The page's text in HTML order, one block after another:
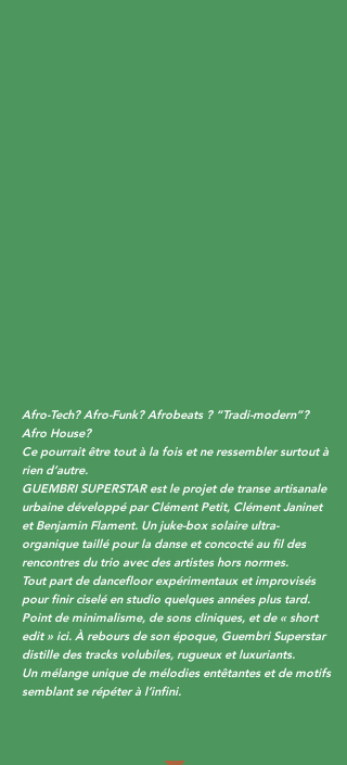
Afro-Tech? Afro-Funk? Afrobeats ? “Tradi-modern”?
Afro House?
Ce pourrait être tout à la fois et ne ressembler surtout à
rien d’autre.
GUEMBRI SUPERSTAR est le projet de transe artisanale
urbaine développé par Clément Petit, Clément Janinet
et Benjamin Flament. Un juke-box solaire ultra-
organique taillé pour la danse et concocté au fil des
rencontres du trio avec des artistes hors normes.
Tout part de dancefloor expérimentaux et improvisés
pour finir ciselé en studio quelques années plus tard.
Point de minimalisme, de sons cliniques, et de « short
edit » ici. À rebours de son époque, Guembri Superstar
distille des tracks volubiles, rugueux et luxuriants.
Un mélange unique de mélodies entêtantes et de motifs
semblant se répéter à l’infini.